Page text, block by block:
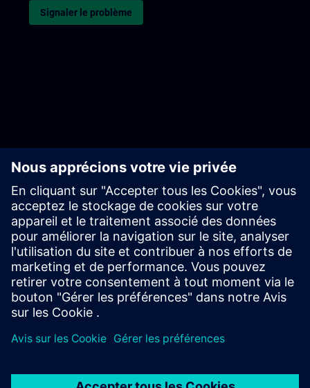
Signaler le problème